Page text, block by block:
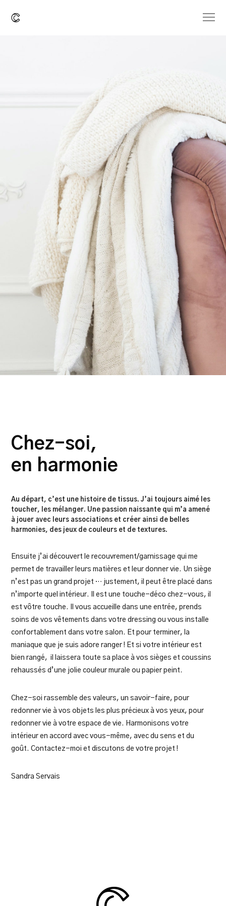
Chez-soi,
en harmonie
Au départ, c’est une histoire de tissus. J’ai toujours aimé les
toucher, les mélanger. Une passion naissante qui m’a amené
à jouer avec leurs associations et créer ainsi de belles
harmonies, des jeux de couleurs et de textures.
Ensuite j’ai découvert le recouvrement/garnissage qui me
permet de travailler leurs matières et leur donner vie. Un siège
n’est pas un grand projet … justement, il peut être placé dans
n’importe quel intérieur. Il est une touche-déco chez-vous, il
est vôtre touche. Il vous accueille dans une entrée, prends
soins de vos vêtements dans votre dressing ou vous installe
confortablement dans votre salon. Et pour terminer, la
maniaque que je suis adore ranger ! Et si votre intérieur est
bien rangé, il laissera toute sa place à vos sièges et coussins
rehaussés d’une jolie couleur murale ou papier peint.
Chez-soi rassemble des valeurs, un savoir-faire, pour
redonner vie à vos objets les plus précieux à vos yeux, pour
redonner vie à votre espace de vie. Harmonisons votre
intérieur en accord avec vous-même, avec du sens et du
goût. Contactez-moi et discutons de votre projet !
Sandra Servais